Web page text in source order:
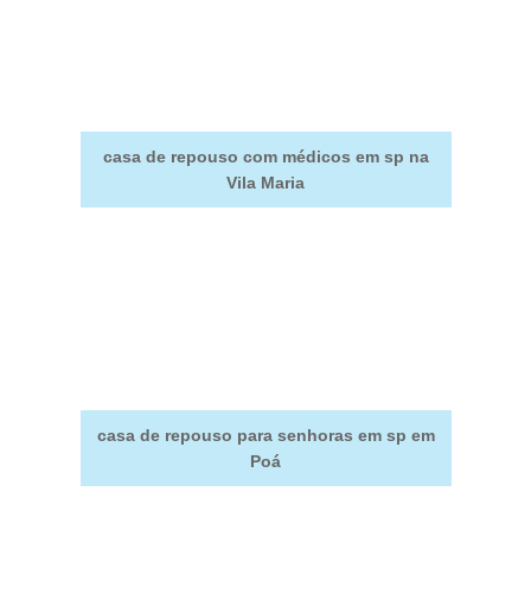
casa de repouso com médicos em sp na
Vila Maria
casa de repouso para senhoras em sp em
Poá